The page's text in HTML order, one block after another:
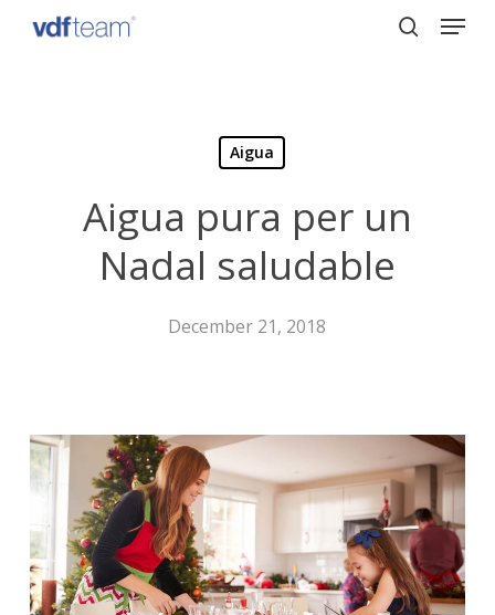
Menu
Aigua
Aigua pura per un
Nadal saludable
December 21, 2018